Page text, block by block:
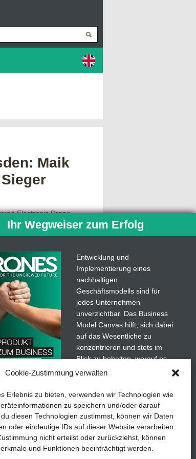
Cookie-Zustimmung verwalten
Erlebnis zu bieten, verwenden wir Technologien wie
zu speichern und/oder darauf
diesen Technologien zustimmst, können wir Daten
oder eindeutige IDs auf dieser Website verarbeiten.
nicht erteilst oder zurückziehst, können
und Funktionen beeinträchtigt werden.
Maik
Electronic Drone
waren Top-Qualifyer
und dermehr…
kreativ
Ihr Wegweiser zum Erfolg
Entwicklung und
Implementierung eines
nachhaltigen
Geschäftsmodells sind für
jedes Unternehmen
unverzichtbar. Das Business
Model Canvas hilft, sich dabei
auf das Wesentliche zu
konzentrieren und stets im
Blick zu behalten, worauf es
wirklich ankommt.
Abonnieren Sie unseren
kostenlosen Newsletter und
laden Sie den umfassenden
Leitfaden für KMU herunter:
„Vom Produkt zum Business:
Der Weg zum Erfolg mit dem